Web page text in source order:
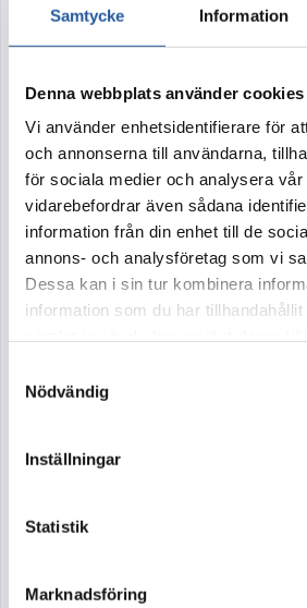
Samtycke Information
Denna webbplats använder cookies
Vi använder enhetsidentifierare för
och annonserna till användarna,
för sociala medier och analysera
vidarebefordrar även sådana
information från din enhet till de
annons- och analysföretag som vi
Dessa kan i sin tur kombinera
information som du har
Nödvändig
Inställningar
Statistik
Marknadsföring
drömskt och romantiskt
sagornas värld.
I kollektionen Sagolik finns
dekoration, bukett och
ur samma kollektion ger
samstämmig och harmonisk
Tillval
350:-
1.700kr